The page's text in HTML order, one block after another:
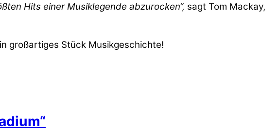
Hits einer Musiklegende abzurocken“, sagt Tom Mackay,
großartiges Stück Musikgeschichte!